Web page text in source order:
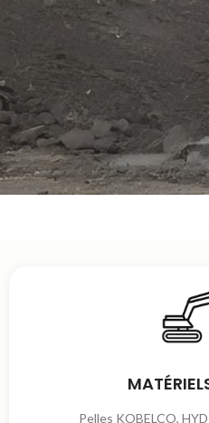
Pelles KOBELCO,